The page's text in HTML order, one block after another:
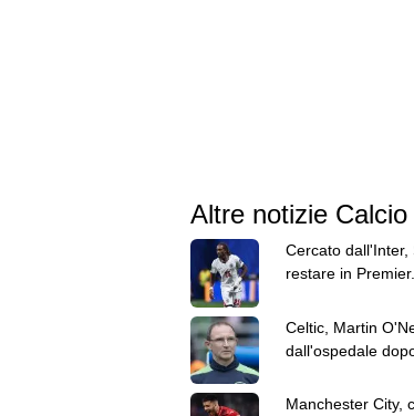
Altre notizie
Cercato dall'Inter,
restare in
Celtic, Martin
dall'ospedale
Manchester City,